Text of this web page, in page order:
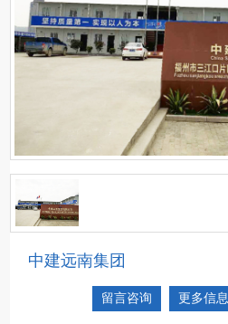
中建远南集团
留言咨询 更多信息